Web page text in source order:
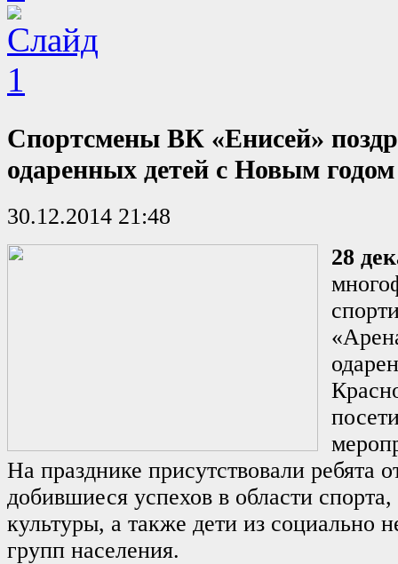
Спортсмены ВК «Енисей»
одаренных детей с Новым годом
30.12.2014 21:48
28
На празднике присутствовали ребята
добившиеся успехов в области спорта,
культуры, а также дети из социально
групп населения.